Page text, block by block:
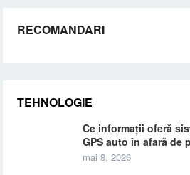
RECOMANDARI
TEHNOLOGIE
Ce informații oferă
GPS auto în afară de
mai 8, 2026